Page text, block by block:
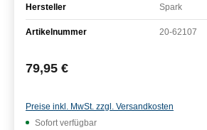
Hersteller Spark
Artikelnummer 20-62107
Regulärer Preis:
79,95 €
Preise inkl. MwSt. zzgl. Versandkosten
Sofort verfügbar